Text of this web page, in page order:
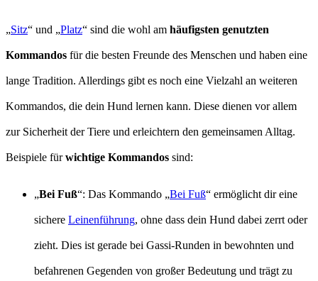
„Sitz“ und „Platz“ sind die wohl am häufigsten genutzten
Kommandos für die besten Freunde des Menschen und haben eine
lange Tradition. Allerdings gibt es noch eine Vielzahl an weiteren
Kommandos, die dein Hund lernen kann. Diese dienen vor allem
zur Sicherheit der Tiere und erleichtern den gemeinsamen Alltag.
Beispiele fürwichtige Kommandos sind:
„Bei Fuß“: Das Kommando „Bei Fuß“ ermöglicht dir eine
sichere Leinenführung, ohne dass dein Hund dabei zerrt oder
zieht. Dies ist gerade bei Gassi-Runden in bewohnten und
befahrenen Gegenden von großer Bedeutung und trägt zu